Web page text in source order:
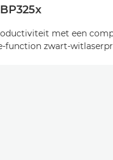
met een
function zwart-